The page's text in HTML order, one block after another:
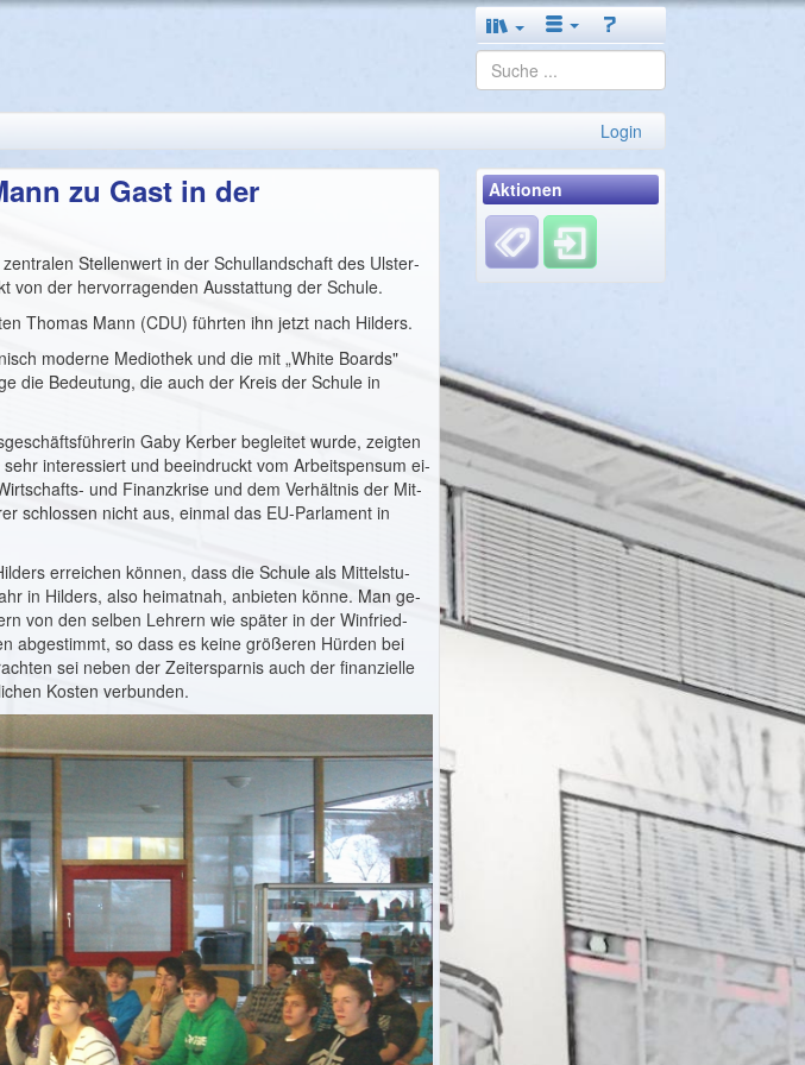
Login
zu Gast in der
Stellenwert in der Schullandschaft des Ulster­
von der hervorragenden Aus­stattung der Schule.
Thomas Mann (CDU) führten ihn jetzt nach Hilders.
moderne Medio­thek und die mit „White Bo­ards"
die Bedeutung, die auch der Kreis der Schule in
Gaby Kerber begleitet wurde, zeig­ten
interessiert und beein­druckt vom Arbeitspensum ei­
und Finanzkrise und dem Verhältnis der Mit­
schlossen nicht aus, ein­mal das EU-Parlament in
erreichen können, dass die Schule als Mittelstu­
in Hilders, also heimat­nah, anbieten könne. Man ge­
von den selben Lehrern wie später in der Winfried­
abgestimmt, so dass es keine größeren Hürden bei
sei neben der Zeitersparnis auch der finanzielle
Kos­ten verbunden.
Aktionen